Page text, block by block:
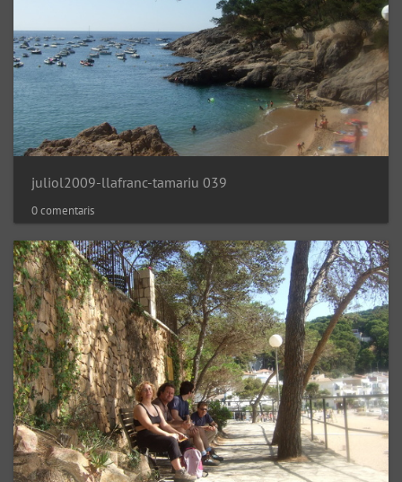
juliol2009-llafranc-tamariu 039
0 comentaris